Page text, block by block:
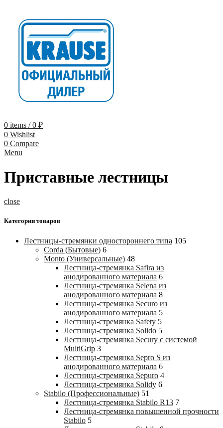
0 items / 0 ₽
0 Wishlist
0 Compare
Menu
Приставные лестницы
close
Категории товаров
Лестницы-стремянки одностороннего типа 105
Corda (Бытовые) 6
Monto (Универсальные) 48
Лестница-стремянка Safira из
анодированного материала 6
Лестница-стремянка Selena из
анодированного материала 8
Лестница-стремянка Securo из
анодированного материала 5
Лестница-стремянка Safety 5
Лестница-стремянка Solido 5
Лестница-стремянка Secury с системой
MultiGrip 3
Лестница-стремянка Sepro S из
анодированного материала 6
Лестница-стремянка Sepuro 4
Лестница-стремянка Solidy 6
Stabilo (Профессиональные) 51
Лестница-стремянка Stabilo R13 7
Лестница-стремянка повышенной прочности
Stabilo 5